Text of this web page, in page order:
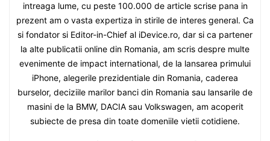
intreaga lume, cu peste 100.000 de article scrise pana in
prezent am o vasta expertiza in stirile de interes general. Ca
si fondator si Editor-in-Chief al iDevice.ro, dar si ca partener
la alte publicatii online din Romania, am scris despre multe
evenimente de impact international, de la lansarea primului
iPhone, alegerile prezidentiale din Romania, caderea
burselor, deciziile marilor banci din Romania sau lansarile de
masini de la BMW, DACIA sau Volkswagen, am acoperit
subiecte de presa din toate domeniile vietii cotidiene.